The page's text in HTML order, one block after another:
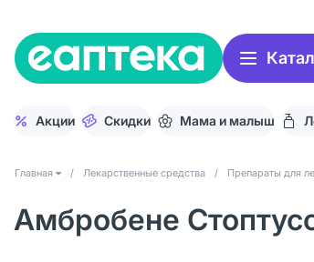
Акции Скидки Мама и малыш
Главная / Лекарственные средства / Препараты для
Амбробене